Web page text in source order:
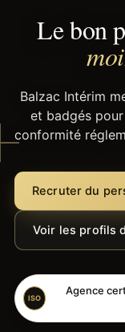
Le bon
Balzac Intérim
et badgés
conformité
Recruter du
Voir les profils
ISO
Agence